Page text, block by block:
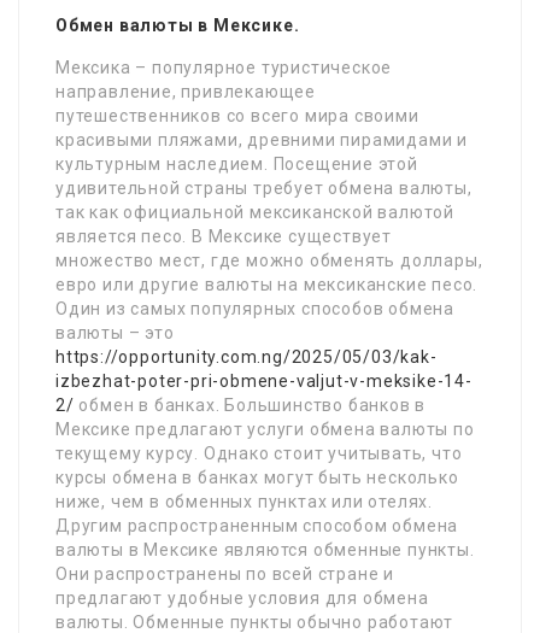
Обмен валюты в Мексике.
Мексика – популярное туристическое
направление, привлекающее
путешественников со всего мира своими
красивыми пляжами, древними пирамидами и
культурным наследием. Посещение этой
удивительной страны требует обмена валюты,
так как официальной мексиканской валютой
является песо. В Мексике существует
множество мест, где можно обменять доллары,
евро или другие валюты на мексиканские песо.
Один из самых популярных способов обмена
валюты – это
https://opportunity.com.ng/2025/05/03/kak-
izbezhat-poter-pri-obmene-valjut-v-meksike-14-
2/ обмен в банках. Большинство банков в
Мексике предлагают услуги обмена валюты по
текущему курсу. Однако стоит учитывать, что
курсы обмена в банках могут быть несколько
ниже, чем в обменных пунктах или отелях.
Другим распространенным способом обмена
валюты в Мексике являются обменные пункты.
Они распространены по всей стране и
предлагают удобные условия для обмена
валюты. Обменные пункты обычно работают